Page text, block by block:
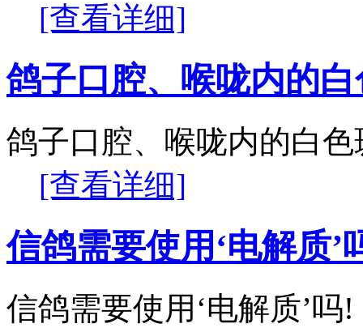
[查看详细]
鸽子口腔、喉咙内的
鸽子口腔、喉咙内的白
[查看详细]
信鸽需要使用‘电解质’
信鸽需要使用‘电解质’吗!